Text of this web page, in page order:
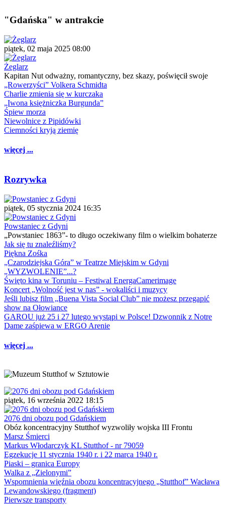
"Gdańska" w antrakcie
piątek, 02 maja 2025 08:00
Żeglarz
Kapitan Nut odważny, romantyczny, bez skazy, poświęcił swoje
„Rowerzyści” Volkera Schmidta
Charlie zmienia się w kurczaka
„Iwona księżniczka Burgunda”
Śpiew morza
Niewolnice z Pipidówki
Ciemności kryją ziemię
więcej ...
Rozrywka
piątek, 05 stycznia 2024 16:35
Powstaniec z Gdyni
„Powstaniec 1863”- to długo oczekiwany film o wielkim bohaterze
Jak się tu znaleźliśmy?
Piękna Zośka
„Czarodziejska Góra” w Teatrze Miejskim w Gdyni
„WYZWOLENIE”...?
Święto kina w Toruniu – Festiwal EnergaCamerimage
Koncert „Wolność jest w nas” - wokaliści i muzycy
Jeśli lubisz film „Buena Vista Social Club” nie możesz przegapić
show na Ołowiance
GAROU już 25 i 27 lutego wystąpi w Polsce! Dzwonnik z Notre
Dame zaśpiewa w ERGO Arenie
więcej ...
piątek, 16 września 2022 18:15
2076 dni obozu pod Gdańskiem
Obóz koncentracyjny Stutthof wyzwoliły wojska III Frontu
Marsz Śmierci
Markus Włodarczyk KL Stutthof - nr 79059
Egzekucje 11 stycznia 1940 r. i 22 marca 1940 r.
Piaski – granica Europy
Walka z „Zielonymi”
Wspomnienia więźnia obozu koncentracyjnego „Stutthof” Wacława
Lewandowskiego (fragment)
Pierwsze transporty